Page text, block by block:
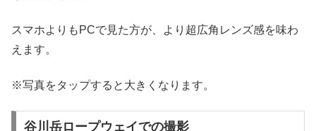
スマホよりもPCで見た方が、より超広角レンズ感を味わ
えます。
※写真をタップすると大きくなります。
谷川岳ロープウェイでの撮影